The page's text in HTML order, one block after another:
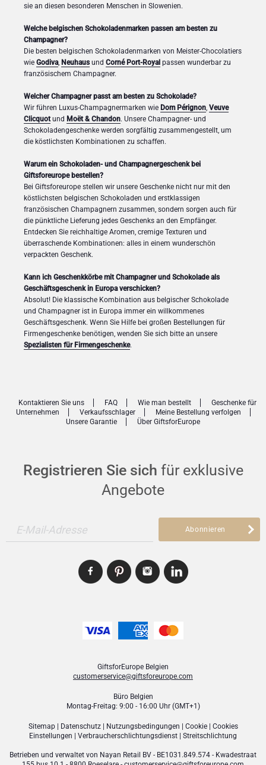
sie an diesen besonderen Menschen in Slowenien.
Welche belgischen Schokoladenmarken passen am besten zu
Champagner?
Die besten belgischen Schokoladenmarken von Meister-Chocolatiers
wie Godiva, Neuhausund Corné Port-Royal passen wunderbar zu
französischem Champagner.
Welcher Champagner passt am besten zu Schokolade?
Wir führen Luxus-Champagnermarken wie Dom Pérignon, Veuve
Clicquotund Moët & Chandon. Unsere Champagner- und
Schokoladengeschenke werden sorgfältig zusammengestellt, um
die köstlichsten Kombinationen zu schaffen.
Warum ein Schokoladen- und Champagnergeschenk bei
Giftsforeurope bestellen?
Bei Giftsforeurope stellen wir unsere Geschenke nicht nur mit den
köstlichsten belgischen Schokoladen und erstklassigen
französischen Champagnern zusammen, sondern sorgen auch für
die pünktliche Lieferung jedes Geschenks an den Empfänger.
Entdecken Sie reichhaltige Aromen, cremige Texturen und
überraschende Kombinationen: alles in einem wunderschön
verpackten Geschenk.
Kann ich Geschenkkörbe mit Champagner und Schokolade als
Geschäftsgeschenk in Europa verschicken?
Absolut! Die klassische Kombination aus belgischer Schokolade
und Champagner ist in Europa immer ein willkommenes
Geschäftsgeschenk. Wenn Sie Hilfe bei großen Bestellungen für
Firmengeschenke benötigen, wenden Sie sich bitte an unsere
Spezialisten für Firmengeschenke.
Registrieren Sie sich für exklusive
Angebote
E-Mail-Adresse Abonnieren
Kontaktieren Sie uns FAQ Wie man bestellt
Geschenke für
Unternehmen
Verkaufsschlager
Meine Bestellung verfolgen
Unsere Garantie
Über GiftsforEurope
GiftsforEurope Belgien
customerservice@giftsforeurope.com
Büro Belgien
Montag-Freitag: 9:00 - 16:00 Uhr (GMT+1)
Sitemap| Datenschutz| Nutzungsbedingungen Cookie| Cookies
Einstellungen
Verbraucher­schlichtungsdienst Streitschlichtung
Betrieben und verwaltet von Nayan Retail BV - BE1031.849.574 - Kwadestraat